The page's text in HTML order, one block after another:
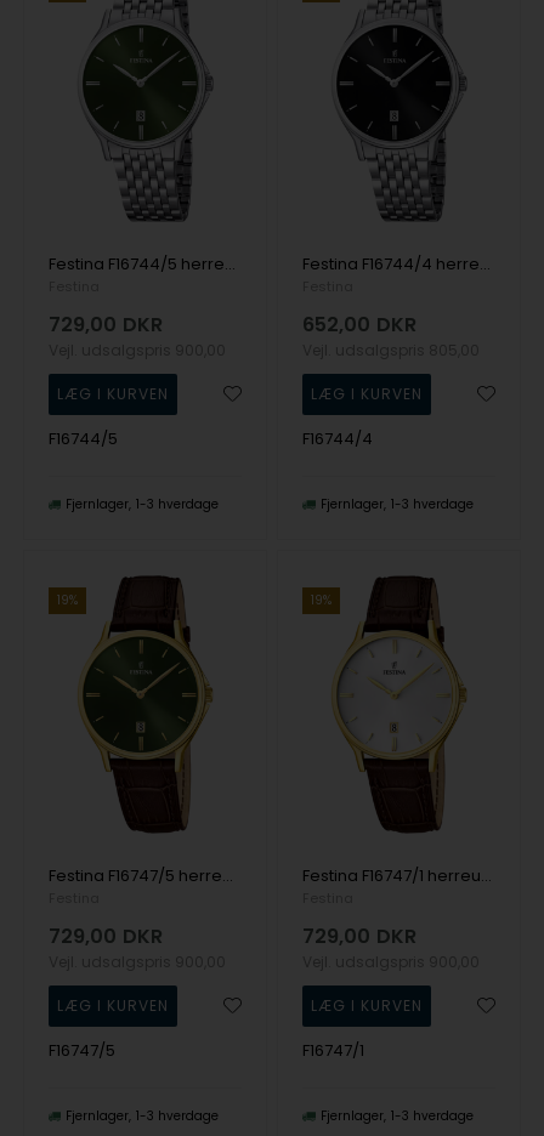
Festina F16744/5 herreur 39mm 5ATM
729,00 DKR
F16744/5
Fjernlager 1-3 hverdage
Festina F16744/4 herreur 39mm 5ATM
652,00 DKR
F16744/4
Fjernlager 1-3 hverdage
19%
Festina F16747/5 herreur Classic 39mm 5ATM
729,00 DKR
F16747/5
Fjernlager 1-3 hverdage
19%
Festina F16747/1 herreur Classic 39mm 5ATM
729,00 DKR
F16747/1
Fjernlager 1-3 hverdage